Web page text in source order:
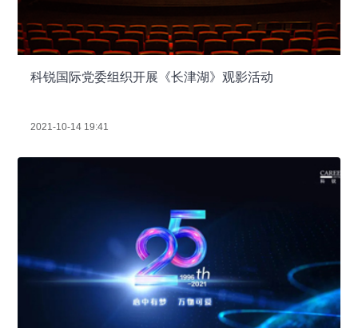
科锐国际党委组织开展《长津湖》观影活动
2021-10-14 19:41